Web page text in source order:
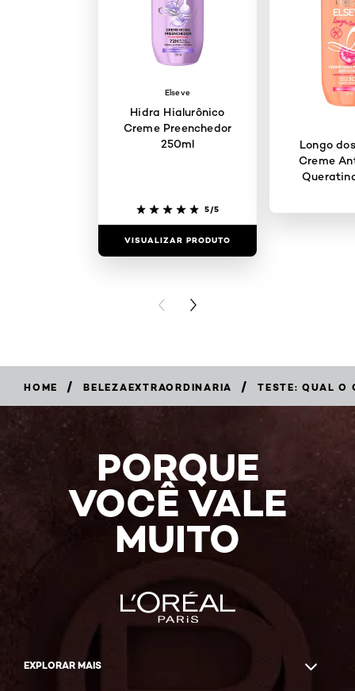
Elseve
Hidra Hialurônico
Creme Preenchedor
250ml
5/5
VISUALIZAR PRODUTO
Longo
Creme
PREVIOUS CARD
NEXT CARD
HOME / BELEZAEXTRAORDINARIA / TESTE: QUAL O
PORQUE
VOCÊ VALE
MUITO
EXPLORAR MAIS